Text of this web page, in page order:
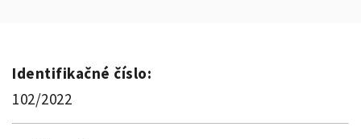
Identifikačné číslo:
102/2022